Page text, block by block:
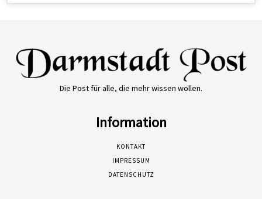
Die Post für alle, die mehr wissen wollen.
Information
KONTAKT
IMPRESSUM
DATENSCHUTZ